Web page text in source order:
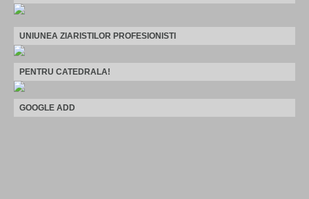
UNIUNEA ZIARISTILOR PROFESIONISTI
PENTRU CATEDRALA!
GOOGLE ADD